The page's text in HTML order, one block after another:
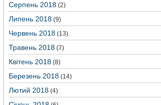
Серпень 2018 (2)
Липень 2018 (9)
Червень 2018 (13)
Травень 2018 (7)
Квітень 2018 (8)
Березень 2018 (14)
Лютий 2018 (4)